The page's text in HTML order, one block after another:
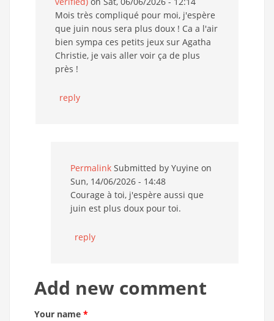
Mois très compliqué pour moi, j'espère
que juin nous sera plus doux ! Ca a l'air
bien sympa ces petits jeux sur Agatha
Christie, je vais aller voir ça de plus
près !
reply
Permalink Submitted by Yuyine on
Sun, 14/06/2026 - 14:48
Courage à toi, j'espère aussi que
juin est plus doux pour toi.
reply
Add new comment
Your name *